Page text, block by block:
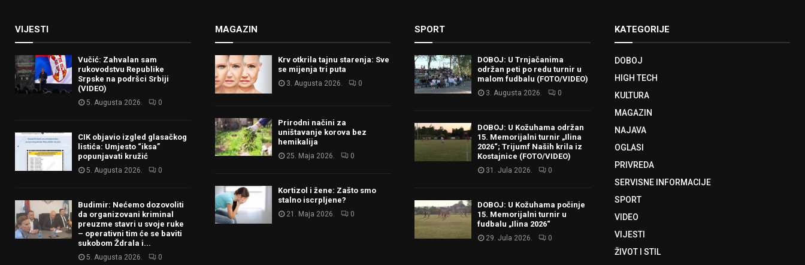
VIJESTI
Vučić: Zahvalan sam
rukovodstvu Republike
Srpske na podršci Srbiji
(VIDEO)
5. Augusta 2026. 0
CIK objavio izgled glasačkog
listića: Umjesto “iksa”
popunjavati kružić
5. Augusta 2026. 0
Budimir: Nećemo dozovoliti
da organizovani kriminal
preuzme stavri u svoje ruke
– operativni tim će se baviti
sukobom Ždrala i...
5. Augusta 2026. 0
MAGAZIN
Krv otkrila tajnu starenja: Sve
se mijenja tri puta
3. Augusta 2026. 0
Prirodni načini za
uništavanje korova bez
hemikalija
25. Maja 2026. 0
Kortizol i žene: Zašto smo
stalno iscrpljene?
21. Maja 2026. 0
SPORT
DOBOJ: U Trnjačanima
održan peti po redu turnir u
malom fudbalu (FOTO/VIDEO)
3. Augusta 2026. 0
DOBOJ: U Kožuhama održan
15. Memorijalni turnir „Ilina
2026“; Trijumf Naših krila iz
Kostajnice (FOTO/VIDEO)
31. Jula 2026. 0
DOBOJ: U Kožuhama počinje
15. Memorijalni turnir u
fudbalu „Ilina 2026“
29. Jula 2026. 0
KATEGORIJE
DOBOJ
HIGH TECH
KULTURA
MAGAZIN
NAJAVA
OGLASI
PRIVREDA
SERVISNE INFORMACIJE
SPORT
VIDEO
VIJESTI
ŽIVOT I STIL